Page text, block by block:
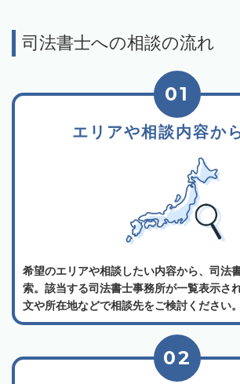
司法書士への相談の流れ
エリアや相談内容か
01
希望のエリアや相談したい内容から、司法
索。該当する司法書士事務所が一覧表示さ
文や所在地などで相談先をご検討ください。
02